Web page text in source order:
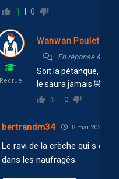
1 0
Recrue
Wanwan Poulet
En réponse à
Soit la pétanque, soit
le saura jamais 🤣
1 0
bertrandm34 8 mai 2025 09:05
Le ravi de la crèche qui s
dans les naufragés.